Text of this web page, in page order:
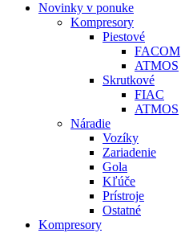
Novinky v ponuke
Kompresory
Piestové
FACOM
ATMOS
Skrutkové
FIAC
ATMOS
Náradie
Vozíky
Zariadenie
Gola
Kľúče
Prístroje
Ostatné
Kompresory